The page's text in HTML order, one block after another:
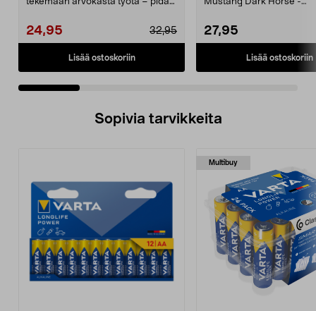
24,95 32,95
Lisää ostoskoriin
27,95
Lisää ostoskoriin
Sopivia tarvikkeita
Multibuy